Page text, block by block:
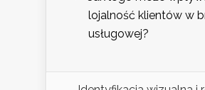
lojalność klientów w
usługowej?